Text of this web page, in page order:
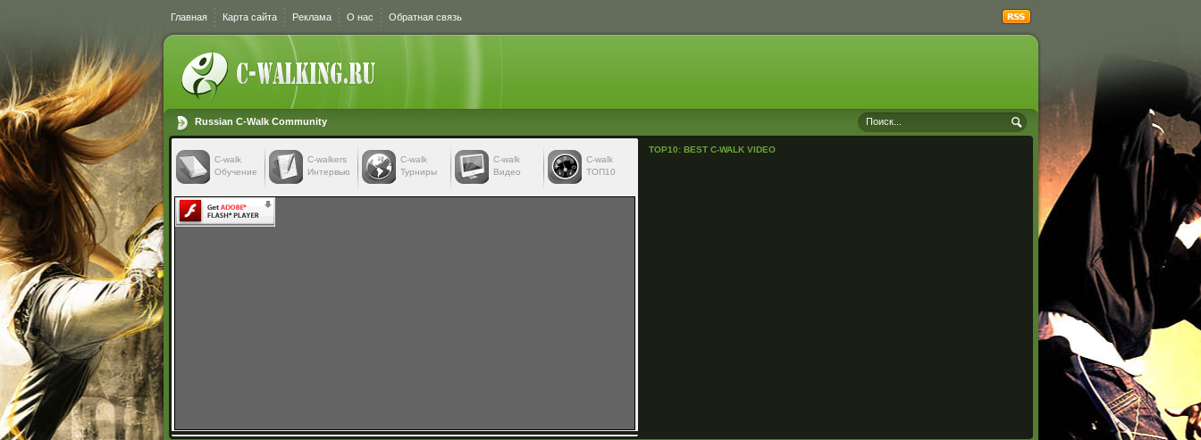
Главная Карта сайта Реклама О нас Обратная связь
Russian C-Walk Community
C-walk
Обучение
C-walkers
Интервью
С-walk
Турниры
С-walk
Видео
C-walk
ТОП10
TOP10: BEST C-WALK VIDEO